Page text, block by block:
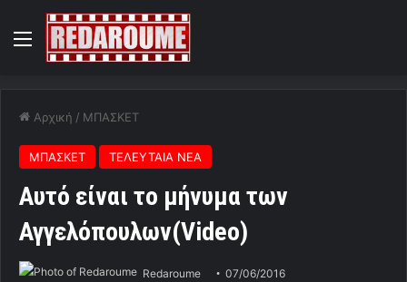
Menu
Αρχική / ΜΠΑΣΚΕΤ
ΜΠΑΣΚΕΤ ΤΕΛΕΥΤΑΙΑ ΝΕΑ
Αυτό είναι το μήνυμα των
Αγγελόπουλων(Video)
Redaroume 07/06/2016